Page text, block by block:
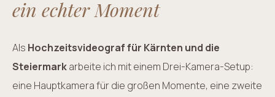
ein echter Moment
Als Hochzeitsvideograf für Kärnten und die
Steiermarkarbeite ich mit einem Drei-Kamera-Setup:
eine Hauptkamera für die großen Momente, eine zweite